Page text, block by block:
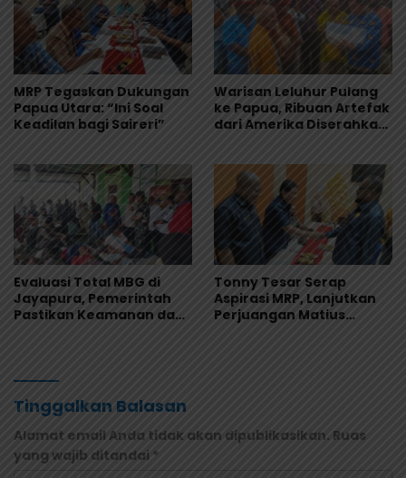
MRP Tegaskan Dukungan
Papua Utara: “Ini Soal
Keadilan bagi Saireri”
Warisan Leluhur Pulang
ke Papua, Ribuan Artefak
dari Amerika Diserahkan
Evaluasi Total MBG di
Jayapura, Pemerintah
Pastikan Keamanan dan
Tonny Tesar Serap
Aspirasi MRP, Lanjutkan
Perjuangan Matius
Tinggalkan Balasan
Alamat email Anda tidak akan dipublikasikan. Ruas
yang wajib ditandai *